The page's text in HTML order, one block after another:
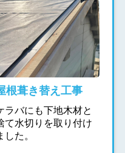
根葺き替え工事
ラバにも下地木材と
て水切りを取り付け
した。